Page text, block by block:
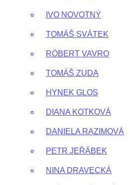
IVO NOVOTNÝ
TOMÁŠ SVÁTEK
RÓBERT VAVRO
TOMÁŠ ZUDA
HYNEK GLOS
DIANA KOTKOVÁ
DANIELA RAZIMOVÁ
PETR JEŘÁBEK
NINA DRAVECKÁ